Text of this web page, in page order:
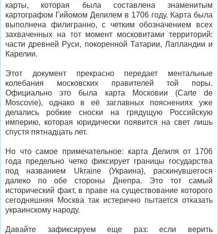
карты, которая была составлена знаменитым
картографом Гийомом Делилем в 1706 году. Карта была
выполнена филигранно, с четким обозначением всех
захваченных на тот момент московитами территорий:
части древней Руси, покоренной Татарии, Лапландии и
Карелии.
Этот документ прекрасно передает ментальные
колебания московских правителей той поры.
Официально это была карта Московии (Carte de
Moscovie), однако в её заглавных пояснениях уже
делались робкие сноски на грядущую Российскую
империю, которая юридически появится на свет лишь
спустя пятнадцать лет.
Но что самое примечательное: карта Делиля от 1706
года предельно четко фиксирует границы государства
под названием Ukraine (Украина), раскинувшегося
далеко по обе стороны Днепра. Это тот самый
исторический факт, в праве на существование которого
сегодняшняя Москва так истерично пытается отказать
украинскому народу.
Давайте зафиксируем еще раз: если верить